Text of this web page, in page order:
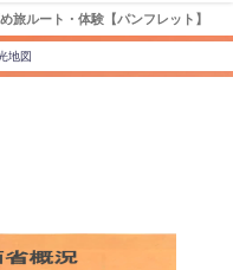
旅ルート・体験【パンフレット】
地図